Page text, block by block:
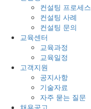
컨설팅 프로세스
컨설팅 사례
컨설팅 문의
교육센터
교육과정
교육일정
고객지원
공지사항
기술자료
자주 묻는 질문
채용공고